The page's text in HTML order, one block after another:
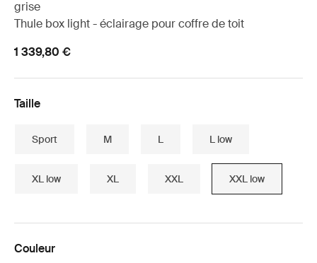
grise
Thule box light - éclairage pour coffre de toit
1 339,80 €
Taille
Sport M L L low
XL low XL XXL XXL low
Couleur